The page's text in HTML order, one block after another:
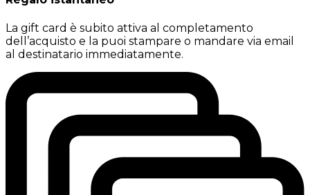
La gift card è subito attiva al completamento
dell’acquisto e la puoi stampare o mandare via email
al destinatario immediatamente.